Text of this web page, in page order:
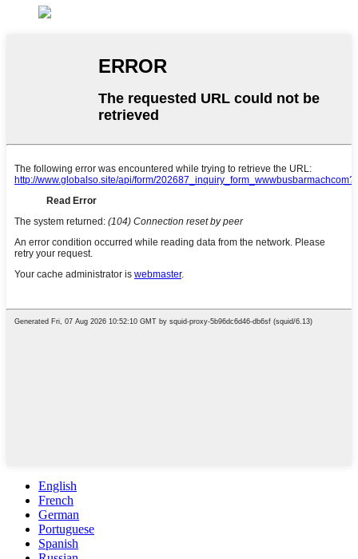
English
French
German
Portuguese
Spanish